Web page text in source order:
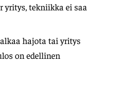
yritys, tekniikka ei saa
hajota tai yritys
on edellinen